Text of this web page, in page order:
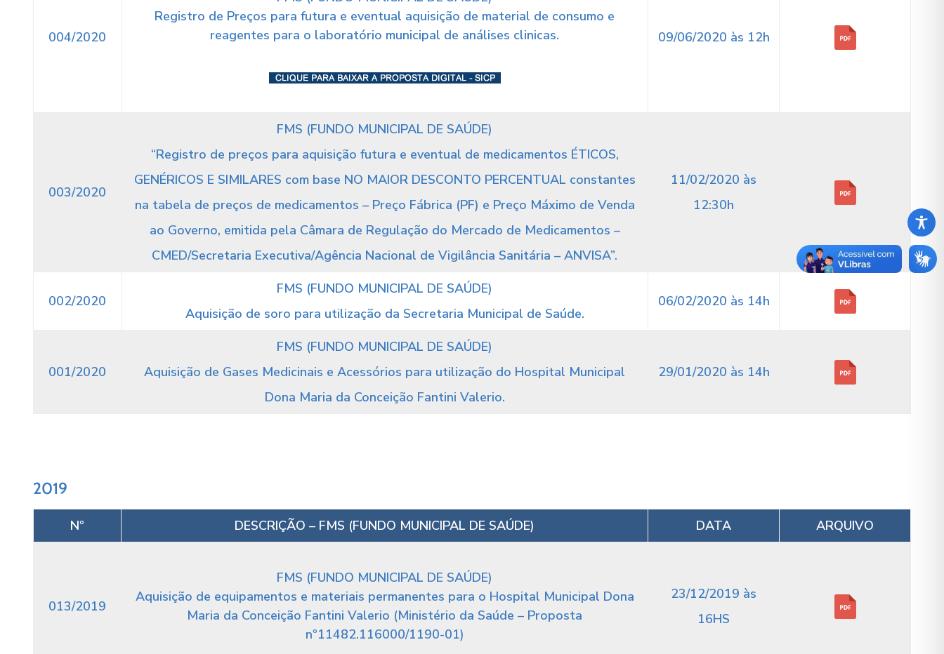
004/2020
Registro de Preços para futura e eventual aquisição de material de consumo e
reagentes para o laboratório municipal de análises clinicas.
09/06/2020 às 12h
003/2020
FMS (FUNDO MUNICIPAL DE SAÚDE)
“Registro de preços para aquisição futura e eventual de medicamentos ÉTICOS,
GENÉRICOS E SIMILARES com base NO MAIOR DESCONTO PERCENTUAL constantes
na tabela de preços de medicamentos – Preço Fábrica (PF) e Preço Máximo de Venda
ao Governo, emitida pela Câmara de Regulação do Mercado de Medicamentos –
CMED/Secretaria Executiva/Agência Nacional de Vigilância Sanitária – ANVISA”.
11/02/2020 às
12:30h
002/2020
FMS (FUNDO MUNICIPAL DE SAÚDE)
Aquisição de soro para utilização da Secretaria Municipal de Saúde.
06/02/2020 às 14h
001/2020
FMS (FUNDO MUNICIPAL DE SAÚDE)
Aquisição de Gases Medicinais e Acessórios para utilização do Hospital Municipal
Dona Maria da Conceição Fantini Valerio.
29/01/2020 às 14h
2019
Nº DESCRIÇÃO – FMS (FUNDO MUNICIPAL DE SAÚDE) DATA ARQUIVO
013/2019
FMS (FUNDO MUNICIPAL DE SAÚDE)
Aquisição de equipamentos e materiais permanentes para o Hospital Municipal Dona
Maria da Conceição Fantini Valerio (Ministério da Saúde – Proposta
nº11482.116000/1190-01)
23/12/2019 às
16HS